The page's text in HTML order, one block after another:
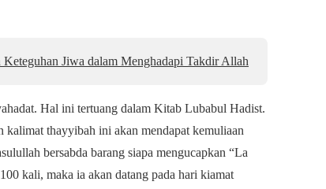
Keteguhan Jiwa dalam Menghadapi Takdir Allah
Hal ini tertuang dalam Kitab Lubabul Hadist.
thayyibah ini akan mendapat kemuliaan
bersabda barang siapa mengucapkan “La
kali, maka ia akan datang pada hari kiamat